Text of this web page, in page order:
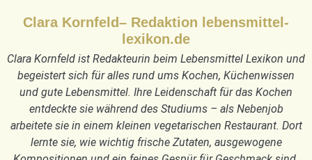
Clara Kornfeld– Redaktion lebensmittel-
lexikon.de
Clara Kornfeld ist Redakteurin beim Lebensmittel Lexikon und
begeistert sich für alles rund ums Kochen, Küchenwissen
und gute Lebensmittel. Ihre Leidenschaft für das Kochen
entdeckte sie während des Studiums – als Nebenjob
arbeitete sie in einem kleinen vegetarischen Restaurant. Dort
lernte sie, wie wichtig frische Zutaten, ausgewogene